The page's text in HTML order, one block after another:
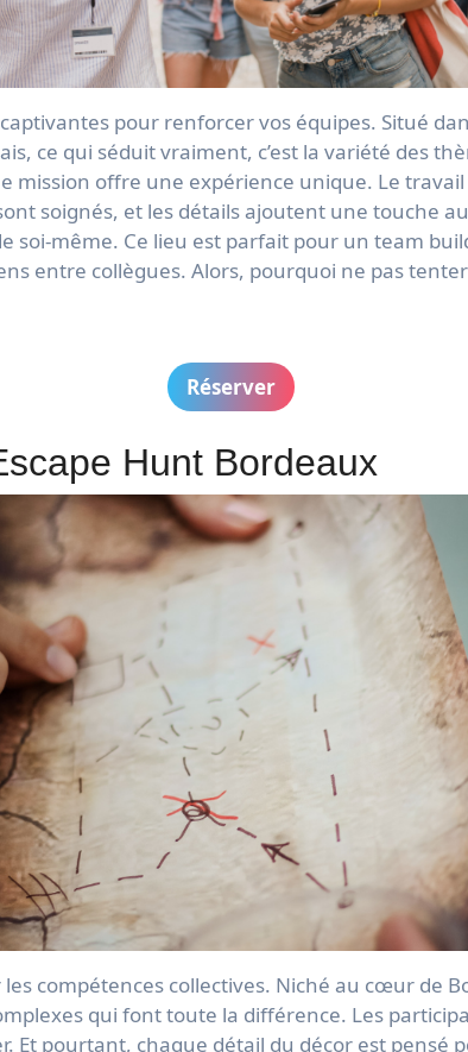
ce qui séduit vraiment, c’est la variété des
mission offre une expérience unique. Le
soignés, et les détails ajoutent une touche
soi-même. Ce lieu est parfait pour un team
entre collègues. Alors, pourquoi ne pas
Réserver
Hunt Bordeaux
compétences collectives. Niché au cœur de
qui font toute la différence. Les
Et pourtant, chaque détail du décor est pensé